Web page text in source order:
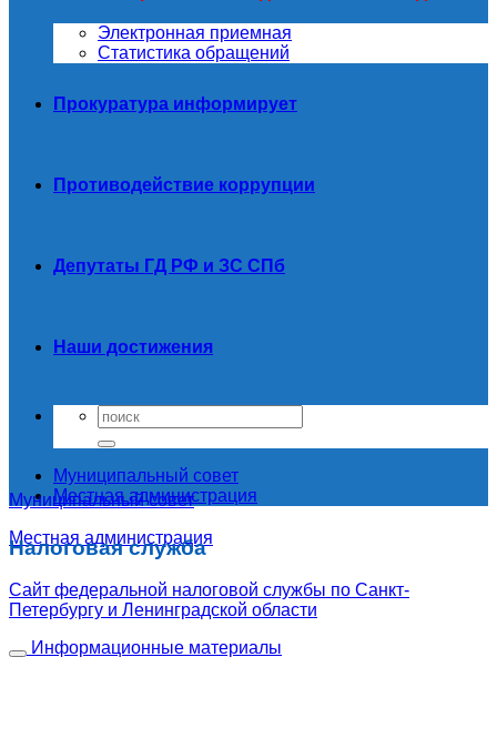
Электронная приемная
Статистика обращений
Прокуратура информирует
Противодействие коррупции
Депутаты ГД РФ и ЗС СПб
Наши достижения
Муниципальный совет
Местная администрация
Муниципальный совет
Местная администрация
Налоговая служба
Сайт федеральной налоговой службы по Санкт-
Петербургу и Ленинградской области
Информационные материалы